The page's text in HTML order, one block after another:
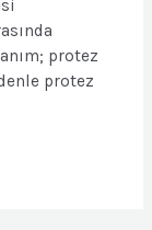
protez
protez